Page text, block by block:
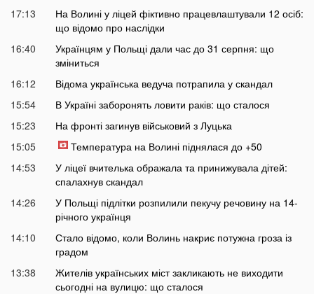
17:13
На Волині у ліцей фіктивно працевлаштували 12 осіб:
що відомо про наслідки
16:40
Українцям у Польщі дали час до 31 серпня: що
зміниться
16:12
Відома українська ведуча потрапила у скандал
15:54
В Україні заборонять ловити раків: що сталося
15:23
На фронті загинув військовий з Луцька
15:05
Температура на Волині піднялася до +50
14:53
У ліцеї вчителька ображала та принижувала дітей:
спалахнув скандал
14:26
У Польщі підлітки розпилили пекучу речовину на 14-
річного українця
14:10
Стало відомо, коли Волинь накриє потужна гроза із
градом
13:38
Жителів українських міст закликають не виходити
сьогодні на вулицю: що сталося